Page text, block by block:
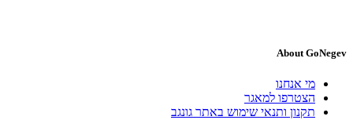
About GoNegev
מי אנחנו
הצטרפו למאגר
תקנון ותנאי שימוש באתר גונגב